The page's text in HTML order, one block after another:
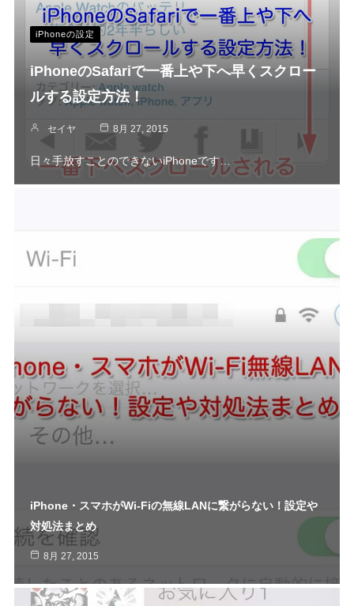
iPhoneの設定
iPhoneのSafariで一番上や下へ早くスクロー
ルする設定方法！
セイヤ 8月 27, 2015
日々手放すことのできないiPhoneです…
iPhone・スマホがWi-Fiの無線LANに繋がらない！設定や
対処法まとめ
8月 27, 2015